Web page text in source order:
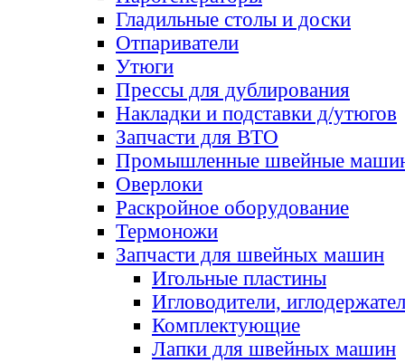
Гладильные столы и доски
Отпариватели
Утюги
Прессы для дублирования
Накладки и подставки д/утюгов
Запчасти для ВТО
Промышленные швейные
Оверлоки
Раскройное оборудование
Термоножи
Запчасти для швейных машин
Игольные пластины
Игловодители,
Комплектующие
Лапки для швейных машин